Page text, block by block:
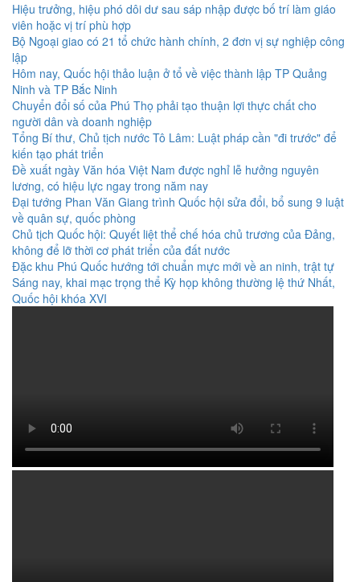
Hiệu trưởng, hiệu phó dôi dư sau sáp nhập được bố trí làm giáo
viên hoặc vị trí phù hợp
Bộ Ngoại giao có 21 tổ chức hành chính, 2 đơn vị sự nghiệp công
lập
Hôm nay, Quốc hội thảo luận ở tổ về việc thành lập TP Quảng
Ninh và TP Bắc Ninh
Chuyển đổi số của Phú Thọ phải tạo thuận lợi thực chất cho
người dân và doanh nghiệp
Tổng Bí thư, Chủ tịch nước Tô Lâm: Luật pháp cần "đi trước" để
kiến tạo phát triển
Đề xuất ngày Văn hóa Việt Nam được nghỉ lễ hưởng nguyên
lương, có hiệu lực ngay trong năm nay
Đại tướng Phan Văn Giang trình Quốc hội sửa đổi, bổ sung 9 luật
về quân sự, quốc phòng
Chủ tịch Quốc hội: Quyết liệt thể chế hóa chủ trương của Đảng,
không để lỡ thời cơ phát triển của đất nước
Đặc khu Phú Quốc hướng tới chuẩn mực mới về an ninh, trật tự
Sáng nay, khai mạc trọng thể Kỳ họp không thường lệ thứ Nhất,
Quốc hội khóa XVI